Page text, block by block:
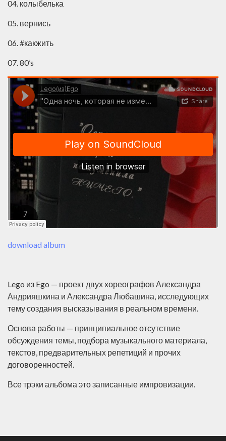
04. колыбелька
05. вернись
06. #какжить
07. 80’s
download album
Lego из Ego — проект двух хореографов Александра
Андрияшкина и Александра Любашина, исследующих
тему создания высказывания в реальном времени.
Основа работы — принципиальное отсутствие
обсуждения темы, подбора музыкального материала,
текстов, предварительных репетиций и прочих
договоренностей.
Все трэки альбома это записанные импровизации.